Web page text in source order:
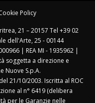
Policy
21 – 20157 Tel +39 02
dell'Arte, 25 - 00144
| REA MI - 1935962 |
soggetta a direzione e
Nuove S.p.A.
21/10/2003. Iscritta al ROC
al n° 6419 (delibera
per le Garanzie nelle